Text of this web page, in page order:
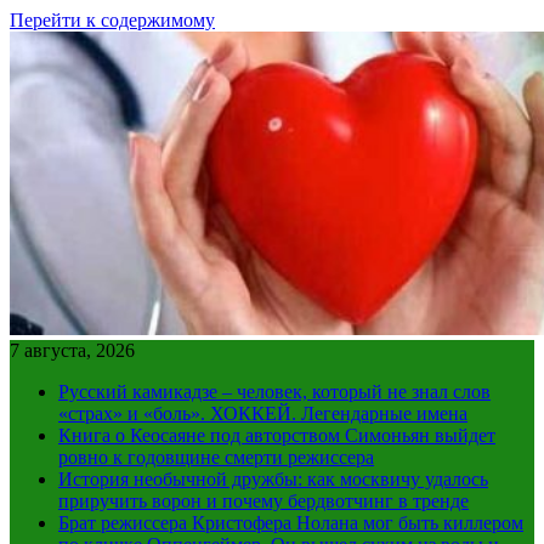
Перейти к содержимому
7 августа, 2026
Русский камикадзе – человек, который не знал слов
«страх» и «боль». ХОККЕЙ. Легендарные имена
Книга о Кеосаяне под авторством Симоньян выйдет
ровно к годовщине смерти режиссера
История необычной дружбы: как москвичу удалось
приручить ворон и почему бердвотчинг в тренде
Брат режиссера Кристофера Нолана мог быть киллером